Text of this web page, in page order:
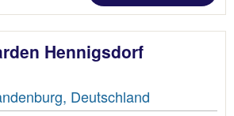
Hennigsdorf
Deutschland